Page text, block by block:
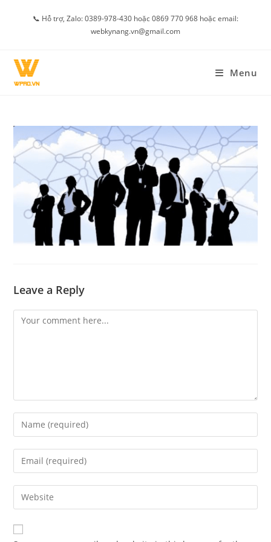
📞 Hỗ trợ, Zalo: 0389-978-430 hoặc 0869 770 968 hoặc email:
webkynang.vn@gmail.com
Menu
Leave a Reply
Comment
Enter
your
name
comment
Enter
your
email
address
comment
Enter
your
website
URL